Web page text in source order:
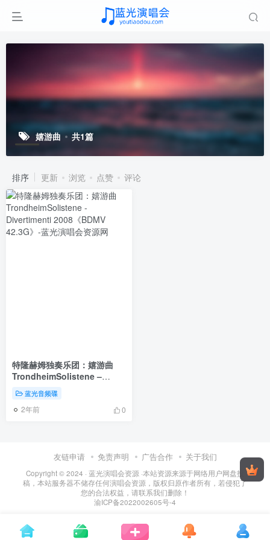
嬉游曲 共1篇
排序 更新 浏览 点赞 评论
特隆赫姆独奏乐团：嬉游曲
TrondheimSolistene –
Divertimenti 2008《BDMV
42.3G》
蓝光音频碟
2年前 0
友链申请 免责声明 广告合作 关于我们
Copyright © 2024 · 蓝光演唱会资源 ·本站资源来源于网络用户网盘投
稿，本站服务器不储存任何演唱会资源，版权归原作者所有，若侵犯了
您的合法权益，请联系我们删除！
渝ICP备2022002605号-4